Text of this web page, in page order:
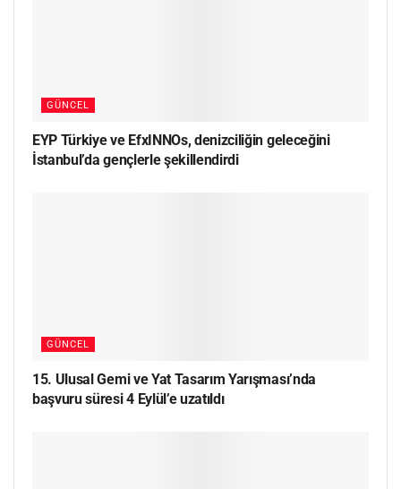
GÜNCEL
EYP Türkiye ve EfxINNOs, denizciliğin geleceğini
İstanbul’da gençlerle şekillendirdi
GÜNCEL
15. Ulusal Gemi ve Yat Tasarım Yarışması’nda
başvuru süresi 4 Eylül’e uzatıldı